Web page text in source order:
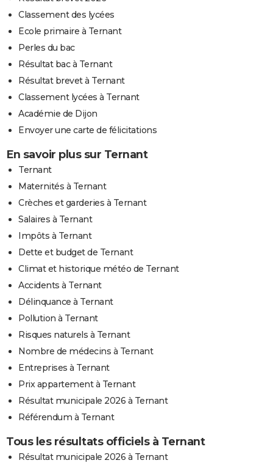
Classement des lycées
Ecole primaire à Ternant
Perles du bac
Résultat bac à Ternant
Résultat brevet à Ternant
Classement lycées à Ternant
Académie de Dijon
Envoyer une carte de félicitations
En savoir plus sur Ternant
Ternant
Maternités à Ternant
Crèches et garderies à Ternant
Salaires à Ternant
Impôts à Ternant
Dette et budget de Ternant
Climat et historique météo de Ternant
Accidents à Ternant
Délinquance à Ternant
Pollution à Ternant
Risques naturels à Ternant
Nombre de médecins à Ternant
Entreprises à Ternant
Prix appartement à Ternant
Résultat municipale 2026 à Ternant
Référendum à Ternant
Tous les résultats officiels à Ternant
Résultat municipale 2026 à Ternant